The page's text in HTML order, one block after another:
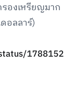
องเหรียญมาก
อลลาร์)
1788152